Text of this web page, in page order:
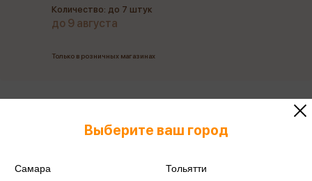
Количество: до 7 штук
до 9 августа
Только в розничных магазинах
Поделиться
Выберите ваш город
Самара Тольятти